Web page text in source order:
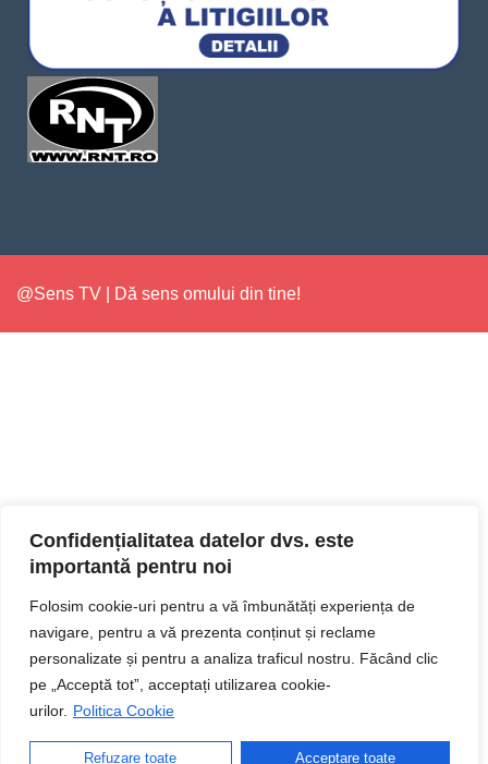
Confidențialitatea datelor dvs. este
importantă pentru noi
Folosim cookie-uri pentru a vă îmbunătăți experiența de
navigare, pentru a vă prezenta conținut și reclame
personalizate și pentru a analiza traficul nostru. Făcând clic
pe „Acceptă tot”, acceptați utilizarea cookie-
urilor. Politica Cookie
Refuzare toate Acceptare toate
@Sens TV | Dă sens omului din tine!